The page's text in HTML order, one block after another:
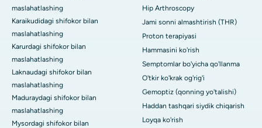
maslahatlashing
Karaikudidagi shifokor bilan
maslahatlashing
Karurdagi shifokor bilan
maslahatlashing
Laknaudagi shifokor bilan
maslahatlashing
Maduraydagi shifokor bilan
maslahatlashing
Mysordagi shifokor bilan
Hip Arthroscopy
Jami sonni almashtirish (THR)
Proton terapiyasi
Hammasini ko'rish
Semptomlar bo'yicha qo'llanma
O'tkir ko'krak og'rig'i
Gemoptiz (qonning yo'talishi)
Haddan tashqari siydik chiqarish
Loyqa ko'rish